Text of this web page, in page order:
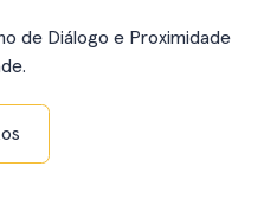
de Diálogo e Proximidade